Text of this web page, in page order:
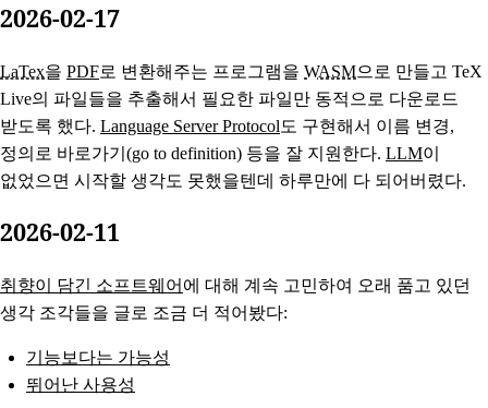
2026-02-17
LaTex을 PDF로 변환해주는 프로그램을 WASM으로 만들고 TeX
Live의 파일들을 추출해서 필요한 파일만 동적으로 다운로드
받도록 했다. Language Server Protocol도 구현해서 이름 변경,
정의로 바로가기(go to definition) 등을 잘 지원한다. LLM이
없었으면 시작할 생각도 못했을텐데 하루만에 다 되어버렸다.
2026-02-11
취향이 담긴 소프트웨어 에 대해 계속 고민하여 오래 품고 있던
생각 조각들을 글로 조금 더 적어봤다:
기능보다는 가능성
뛰어난 사용성